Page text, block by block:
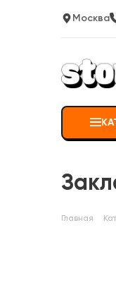
Москва
Главная